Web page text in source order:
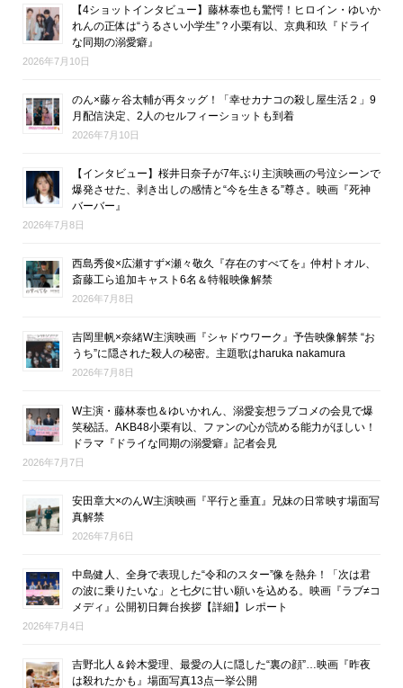
【4ショットインタビュー】藤林泰也も驚愕！ヒロイン・ゆいか
れんの正体は“うるさい小学生”？小栗有以、京典和玖『ドライ
な同期の溺愛癖』
2026年7月10日
のん×藤ヶ谷太輔が再タッグ！「幸せカナコの殺し屋生活２」9
月配信決定、2人のセルフィーショットも到着
2026年7月10日
【インタビュー】桜井日奈子が7年ぶり主演映画の号泣シーンで
爆発させた、剥き出しの感情と“今を生きる”尊さ。映画『死神
バーバー』
2026年7月8日
西島秀俊×広瀬すず×瀬々敬久『存在のすべてを』仲村トオル、
斎藤工ら追加キャスト6名＆特報映像解禁
2026年7月8日
吉岡里帆×奈緒W主演映画『シャドウワーク』予告映像解禁 “お
うち”に隠された殺人の秘密。主題歌はharuka nakamura
2026年7月8日
W主演・藤林泰也＆ゆいかれん、溺愛妄想ラブコメの会見で爆
笑秘話。AKB48小栗有以、ファンの心が読める能力がほしい！
ドラマ『ドライな同期の溺愛癖』記者会見
2026年7月7日
安田章大×のんW主演映画『平行と垂直』兄妹の日常映す場面写
真解禁
2026年7月6日
中島健人、全身で表現した“令和のスター”像を熱弁！「次は君
の波に乗りたいな」と七夕に甘い願いを込める。映画『ラブ≠コ
メディ』公開初日舞台挨拶【詳細】レポート
2026年7月4日
吉野北人＆鈴木愛理、最愛の人に隠した“裏の顔”…映画『昨夜
は殺れたかも』場面写真13点一挙公開